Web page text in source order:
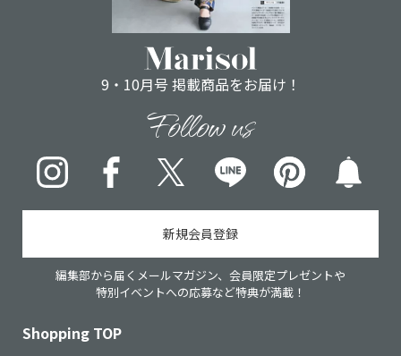
9・10月号 掲載商品をお届け！
Follow us
InstagramFacebookX LINE pinterest
新規会員登録
編集部から届くメールマガジン、会員限定プレゼントや
特別イベントへの応募など特典が満載！
Shopping TOP